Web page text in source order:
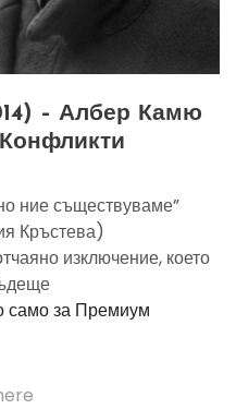
– Албер Камю
ние съществуваме”
Кръстева)
изключение, което
само за Премиум